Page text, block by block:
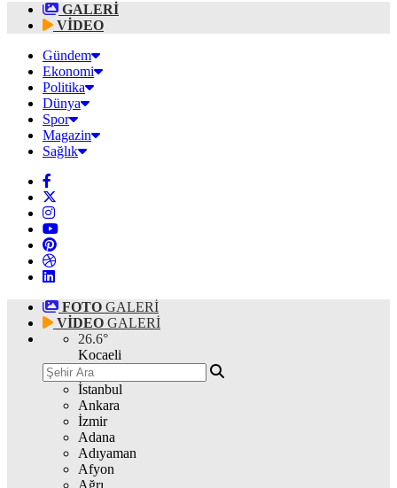
GALERİ
VİDEO
Gündem
Ekonomi
Politika
Dünya
Spor
Magazin
Sağlık
FOTO GALERİ
VİDEO GALERİ
26.6°
Kocaeli
İstanbul
Ankara
İzmir
Adana
Adıyaman
Afyon
Ağrı